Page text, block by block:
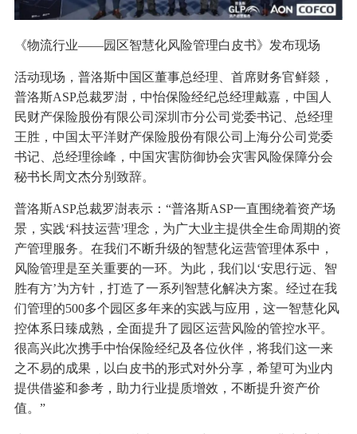
《物流行业——园区智慧化风险管理白皮书》发布现场
活动现场，普洛斯中国区董事总经理、首席财务官鲜燚，
普洛斯ASP总裁罗澍，中怡保险经纪总经理戴嘉，中国人
民财产保险股份有限公司深圳市分公司党委书记、总经理
王胜，中国太平洋财产保险股份有限公司上海分公司党委
书记、总经理徐峰，中国灾害防御协会灾害风险保障分会
秘书长周文杰分别致辞。
普洛斯ASP总裁罗澍表示：“普洛斯ASP一直围绕着资产场
景，实践‘科技运营’理念，为广大业主提供全生命周期的资
产管理服务。在我们不断升级的智慧化运营管理体系中，
风险管理是至关重要的一环。为此，我们以‘安思行远、智
胜有方’为方针，打造了一系列智慧化解决方案。经过在我
们管理的500多个园区多年来的实践与应用，这一智慧化风
控体系日臻成熟，全面提升了园区运营风险的管控水平。
很高兴此次携手中怡保险经纪及各位伙伴，将我们这一来
之不易的成果，以白皮书的形式对外分享，希望可为业内
提供借鉴和参考，助力行业提质增效，不断提升资产价
值。”